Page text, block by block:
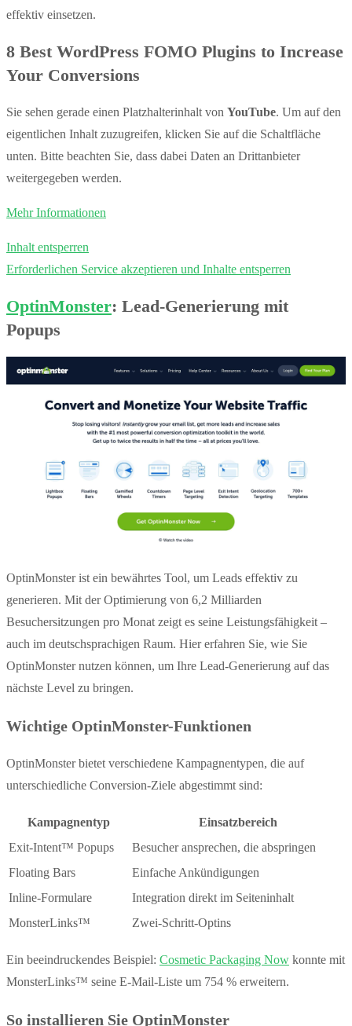
effektiv einsetzen.
8 Best WordPress FOMO Plugins to Increase
Your Conversions
Sie sehen gerade einen Platzhalterinhalt von YouTube. Um auf den
eigentlichen Inhalt zuzugreifen, klicken Sie auf die Schaltfläche
unten. Bitte beachten Sie, dass dabei Daten an Drittanbieter
weitergegeben werden.
Mehr Informationen
Inhalt entsperren
Erforderlichen Service akzeptieren und Inhalte entsperren
OptinMonster: Lead-Generierung mit
Popups
OptinMonster ist ein bewährtes Tool, um Leads effektiv zu
generieren. Mit der Optimierung von 6,2 Milliarden
Besuchersitzungen pro Monat zeigt es seine Leistungsfähigkeit –
auch im deutschsprachigen Raum. Hier erfahren Sie, wie Sie
OptinMonster nutzen können, um Ihre Lead-Generierung auf das
nächste Level zu bringen.
Wichtige OptinMonster-Funktionen
OptinMonster bietet verschiedene Kampagnentypen, die auf
unterschiedliche Conversion-Ziele abgestimmt sind:
Kampagnentyp
Einsatzbereich
Exit-Intent™ Popups
Besucher ansprechen, die abspringen
Floating Bars
Einfache Ankündigungen
Inline-Formulare
Integration direkt im Seiteninhalt
MonsterLinks™
Zwei-Schritt-Optins
Ein beeindruckendes Beispiel: Cosmetic Packaging Now konnte mit
MonsterLinks™ seine E-Mail-Liste um 754 % erweitern.
So installieren Sie OptinMonster